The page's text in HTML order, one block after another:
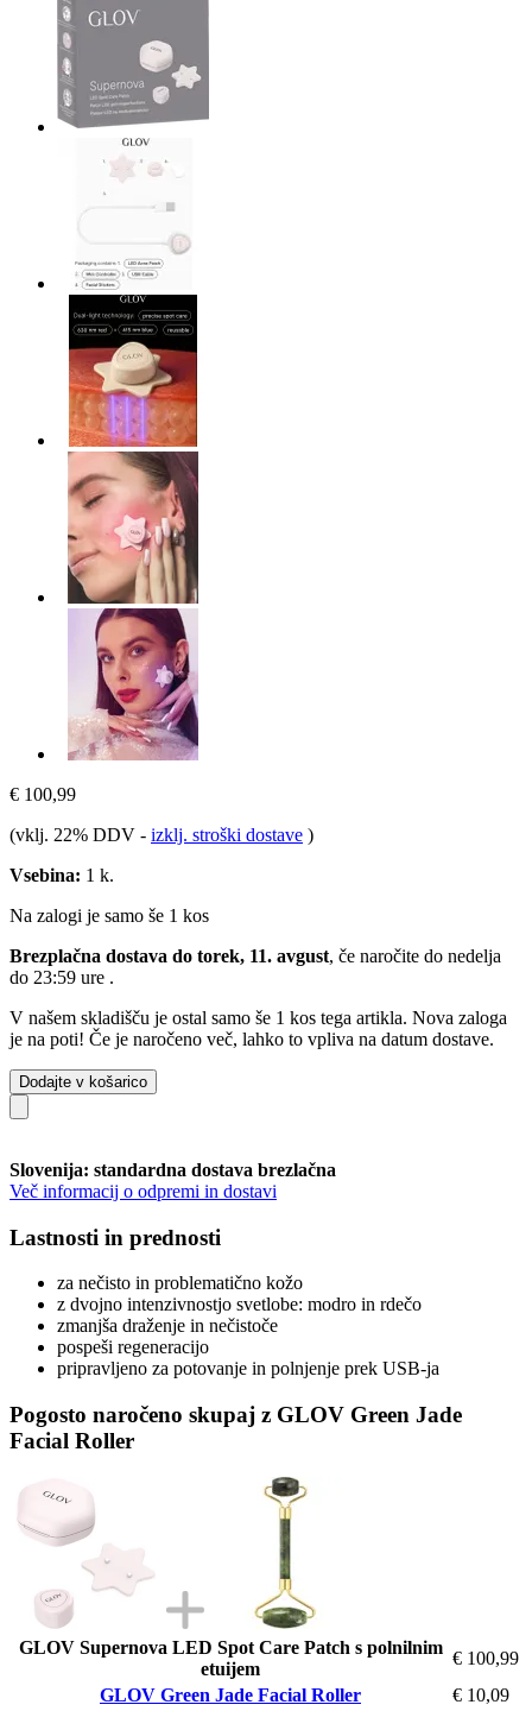
€ 100,99
(vklj. 22% DDV - izklj. stroški dostave )
Vsebina: 1 k.
Na zalogi je samo še 1 kos
Brezplačna dostava do torek, 11. avgust, če naročite do nedelja
do 23:59 ure .
V našem skladišču je ostal samo še 1 kos tega artikla. Nova zaloga
je na poti! Če je naročeno več, lahko to vpliva na datum dostave.
Dodajte v košarico
Slovenija: standardna dostava brezlačna
Več informacij o odpremi in dostavi
Lastnosti in prednosti
za nečisto in problematično kožo
z dvojno intenzivnostjo svetlobe: modro in rdečo
zmanjša draženje in nečistoče
pospeši regeneracijo
pripravljeno za potovanje in polnjenje prek USB-ja
Pogosto naročeno skupaj z GLOV Green Jade
Facial Roller
GLOV Supernova LED Spot Care Patch s polnilnim
etuijem
€ 100,99
GLOV Green Jade Facial Roller
€ 10,09